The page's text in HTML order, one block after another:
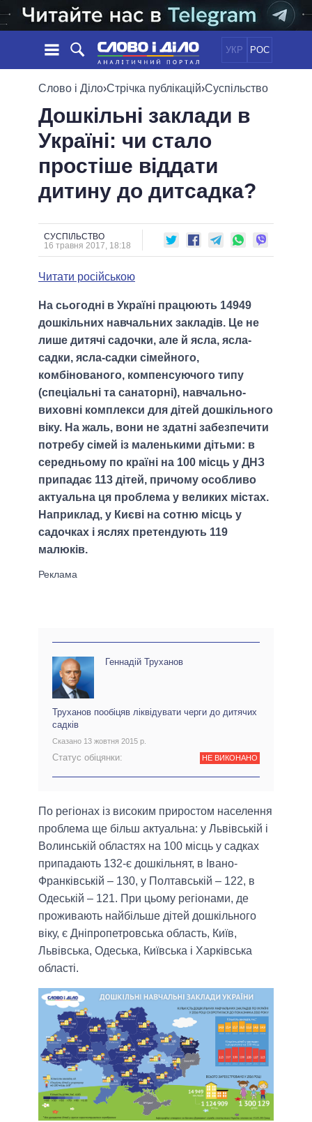
УКР РОС
НОВИНИ
СТРІЧКА
ПОДІЇ
СТАТТІ
ДУМКИ
ОГЛЯДИ
ДАЙДЖЕСТИ
ПОЛІТИКА
ЕКОНОМІКА
СУСПІЛЬСТВО
СВІТ
ОБIЦЯНКИ
ПОЛIТИКИ
УСІ ПОЛІТИКИ
ПРЕЗИДЕНТ І ОФІС
ВЕРХОВНА РАДА
КАБІНЕТ МІНІСТРІВ
МЕРИ МІСТ
ВСІ ПЕРСОНИ
ІНФОГРАФІКА
ПІДТРИМАТИ
ПОРІВНЯННЯ ПОЛІТИКІВ
Слово і Діло›Стрічка публікацій›Суспільство
Дошкільні заклади в
Україні: чи стало
простіше віддати
дитину до дитсадка?
СУСПІЛЬСТВО
16 травня 2017, 18:18
Читати російською
На сьогодні в Україні працюють 14949
дошкільних навчальних закладів. Це не
лише дитячі садочки, але й ясла, ясла-
садки, ясла-садки сімейного,
комбінованого, компенсуючого типу
(спеціальні та санаторні), навчально-
виховні комплекси для дітей дошкільного
віку. На жаль, вони не здатні забезпечити
потребу сімей із маленькими дітьми: в
середньому по країні на 100 місць у ДНЗ
припадає 113 дітей, причому особливо
актуальна ця проблема у великих містах.
Наприклад, у Києві на сотню місць у
садочках і яслях претендують 119
малюків.
Геннадій Труханов
Труханов пообіцяв ліквідувати черги до дитячих
садків
Сказано 13 жовтня 2015 р.
Статус обіцянки: НЕ ВИКОНАНО
По регіонах із високим приростом населення
проблема ще більш актуальна: у Львівській і
Волинській областях на 100 місць у садках
припадають 132-є дошкільнят, в Івано-
Франківській – 130, у Полтавській – 122, в
Одеській – 121. При цьому регіонами, де
проживають найбільше дітей дошкільного
віку, є Дніпропетровська область, Київ,
Львівська, Одеська, Київська і Харківська
області.